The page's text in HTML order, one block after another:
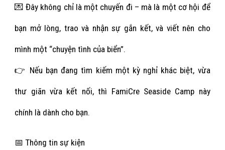
💌 Đây không chỉ là một chuyến đi – mà là một cơ hội để
bạn mở lòng, trao và nhận sự gắn kết, và viết nên cho
mình một “chuyện tình của biển”.
👉 Nếu bạn đang tìm kiếm một kỳ nghỉ khác biệt, vừa
thư giãn vừa kết nối, thì FamiCre Seaside Camp này
chính là dành cho bạn.
📅 Thông tin sự kiện